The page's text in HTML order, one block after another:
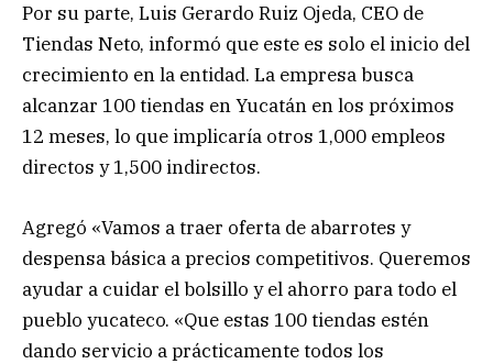
Por su parte, Luis Gerardo Ruiz Ojeda, CEO de
Tiendas Neto, informó que este es solo el inicio del
crecimiento en la entidad. La empresa busca
alcanzar 100 tiendas en Yucatán en los próximos
12 meses, lo que implicaría otros 1,000 empleos
directos y 1,500 indirectos.
Agregó «Vamos a traer oferta de abarrotes y
despensa básica a precios competitivos. Queremos
ayudar a cuidar el bolsillo y el ahorro para todo el
pueblo yucateco. «Que estas 100 tiendas estén
dando servicio a prácticamente todos los